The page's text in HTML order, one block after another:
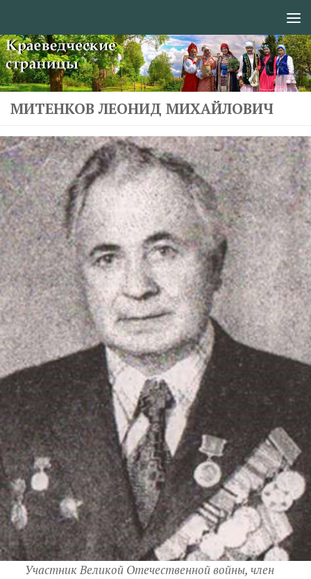
МИТЕНКОВ ЛЕОНИД МИХАЙЛОВИЧ
Участник Великой Отечественной войны, член